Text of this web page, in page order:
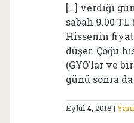
[…] verdiği
sabah 9.00
Hissenin
düşer. Çoğu
(GYO’lar ve
günü sonra
Eylül 4, 2018